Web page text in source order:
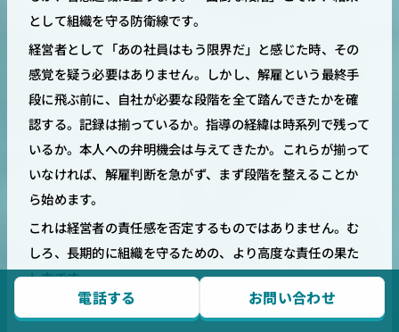
として組織を守る防衛線です。
経営者として「あの社員はもう限界だ」と感じた時、その
感覚を疑う必要はありません。しかし、解雇という最終手
段に飛ぶ前に、自社が必要な段階を全て踏んできたかを確
認する。記録は揃っているか。指導の経緯は時系列で残って
いるか。本人への弁明機会は与えてきたか。これらが揃って
いなければ、解雇判断を急がず、まず段階を整えることか
ら始めます。
これは経営者の責任感を否定するものではありません。む
しろ、長期的に組織を守るための、より高度な責任の果た
し方です。
電話する お問い合わせ